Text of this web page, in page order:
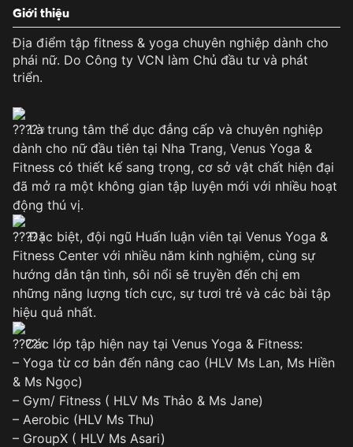
Giới thiệu
Địa điểm tập fitness & yoga chuyên nghiệp dành cho
phái nữ. Do Công ty VCN làm Chủ đầu tư và phát
triển.
Là trung tâm thể dục đẳng cấp và chuyên nghiệp
dành cho nữ đầu tiên tại Nha Trang, Venus Yoga &
Fitness có thiết kế sang trọng, cơ sở vật chất hiện đại
đã mở ra một không gian tập luyện mới với nhiều hoạt
động thú vị.
Đặc biệt, đội ngũ Huấn luận viên tại Venus Yoga &
Fitness Center với nhiều năm kinh nghiệm, cùng sự
hướng dẫn tận tình, sôi nổi sẽ truyền đến chị em
những năng lượng tích cực, sự tươi trẻ và các bài tập
hiệu quả nhất.
Các lớp tập hiện nay tại Venus Yoga & Fitness:
– Yoga từ cơ bản đến nâng cao (HLV Ms Lan, Ms Hiền
& Ms Ngọc)
– Gym/ Fitness ( HLV Ms Thảo & Ms Jane)
– Aerobic (HLV Ms Thu)
– GroupX ( HLV Ms Asari)